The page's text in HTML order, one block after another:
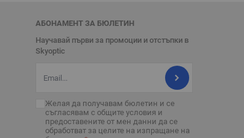
АБОНАМЕНТ ЗА БЮЛЕТИН
Научавай първи за промоции и отстъпки в
Skyoptic
Желая да получавам бюлетин и се
съгласявам с общите условия и
предоставените от мен данни да се
обработват за целите на изпращане на